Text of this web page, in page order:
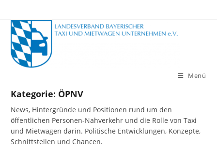
Inhalt
springen
Menü
Kategorie: ÖPNV
News, Hintergründe und Positionen rund um den
öffentlichen Personen-Nahverkehr und die Rolle von Taxi
und Mietwagen darin. Politische Entwicklungen, Konzepte,
Schnittstellen und Chancen.